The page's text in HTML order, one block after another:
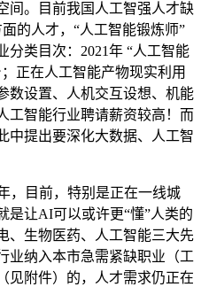
间。目前我国人工智强人才缺
的人才，“人工智能锻炼师”
分类目次：2021年 “人工智能
正在人工智能产物现实利用
数设置、人机交互设想、机能
工智能行业聘请薪资较高！而
中提出要深化大数据、人工智
目前，特别是正在一线城
是让AI可以或许更“懂”人类的
、生物医药、人工智能三大先
业纳入本市急需紧缺职业（工
见附件）的，人才需求仍正在